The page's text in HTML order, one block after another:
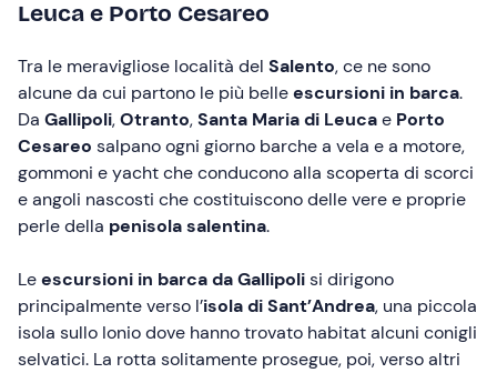
Leuca e Porto Cesareo
Tra le meravigliose località del Salento, ce ne sono
alcune da cui partono le più belleescursioni in barca.
Da Gallipoli,Otranto,Santa Maria di Leucae Porto
Cesareo salpano ogni giorno barche a vela e a motore,
gommoni e yacht che conducono alla scoperta di scorci
e angoli nascosti che costituiscono delle vere e proprie
perle della penisola salentina.
Leescursioni in barca da Gallipolisi dirigono
principalmente verso l’isola di Sant’Andrea, una piccola
isola sullo Ionio dove hanno trovato habitat alcuni conigli
selvatici. La rotta solitamente prosegue, poi, verso altri